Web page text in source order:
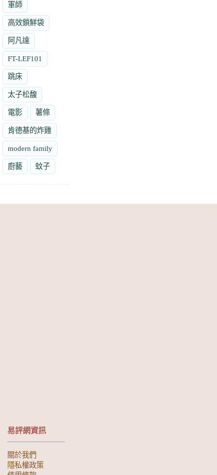
軍師
高效鎖鮮袋
阿凡達
FT-LEF101
跳床
太子松馥
電影 薯條
肯德基的炸雞
modern family
廚藝 蚊子
易評網資訊
關於我們
隱私權政策